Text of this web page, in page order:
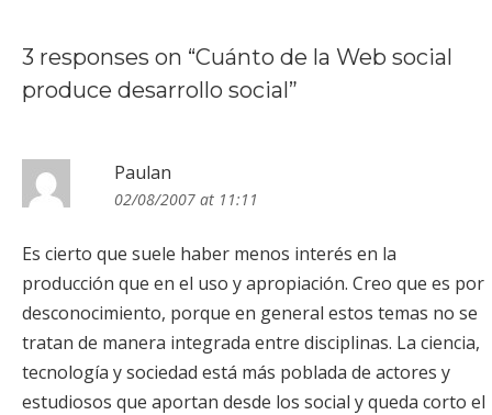
3 responses on “Cuánto de la Web social
produce desarrollo social”
Paulan
02/08/2007 at 11:11
Es cierto que suele haber menos interés en la
producción que en el uso y apropiación. Creo que es por
desconocimiento, porque en general estos temas no se
tratan de manera integrada entre disciplinas. La ciencia,
tecnología y sociedad está más poblada de actores y
estudiosos que aportan desde los social y queda corto el